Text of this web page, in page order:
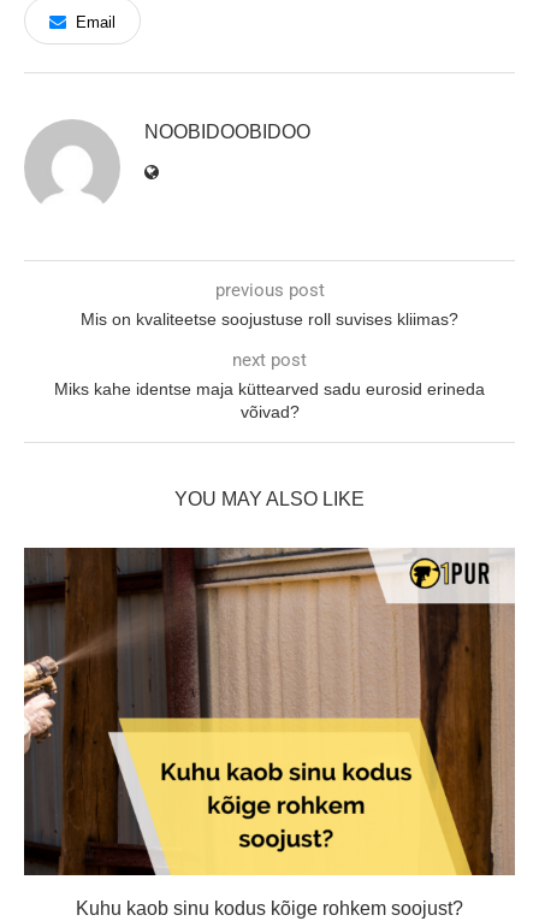
Email
NOOBIDOOBIDOO
previous post
Mis on kvaliteetse soojustuse roll suvises kliimas?
next post
Miks kahe identse maja küttearved sadu eurosid erineda
võivad?
YOU MAY ALSO LIKE
Kuhu kaob sinu kodus kõige rohkem soojust?